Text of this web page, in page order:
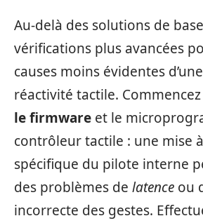
Au‑delà des solutions de
vérifications plus avancées
causes moins évidentes
réactivité tactile.
le firmware et le
contrôleur tactile : une mise
spécifique du pilote interne
des problèmes de latence ou
incorrecte des gestes.